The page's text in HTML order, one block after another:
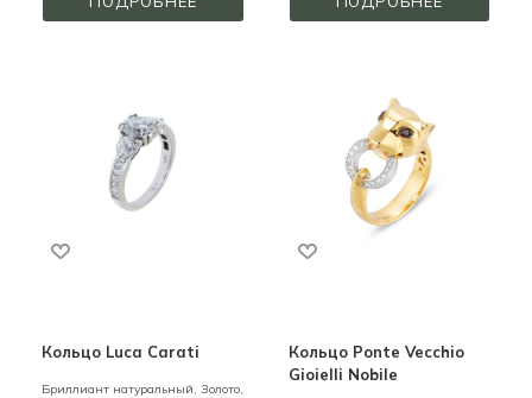
Кольцо Luca Carati
Бриллиант натуральный, Золото,
Кольцо Ponte Vecchio
Gioielli Nobile